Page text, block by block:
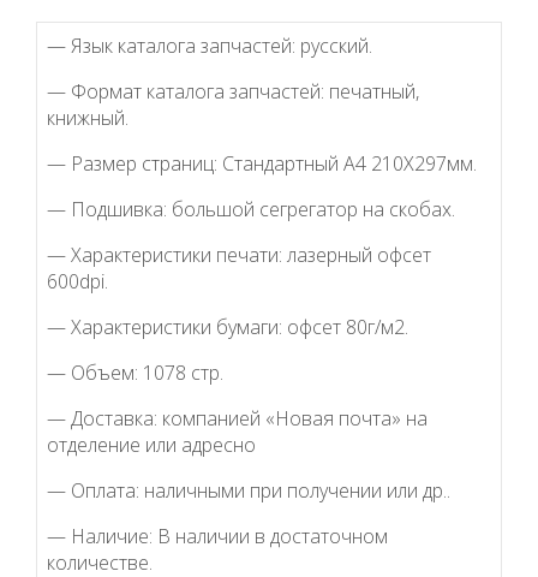
— Язык каталога запчастей: русский.
— Формат каталога запчастей: печатный,
книжный.
— Размер страниц: Стандартный А4 210Х297мм.
— Подшивка: большой сегрегатор на скобах.
— Характеристики печати: лазерный офсет
600dpi.
— Характеристики бумаги: офсет 80г/м2.
— Объем: 1078 стр.
— Доставка: компанией «Новая почта» на
отделение или адресно
— Оплата: наличными при получении или др..
— Наличие: В наличии в достаточном
количестве.